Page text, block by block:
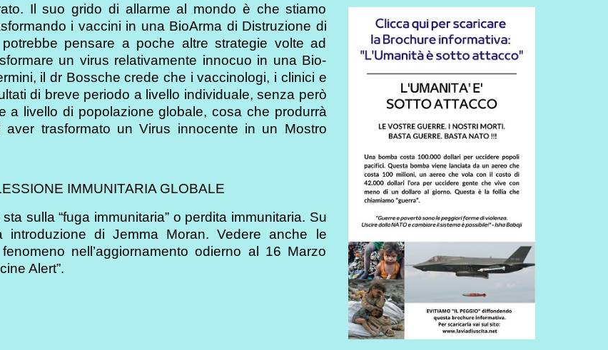
Il suo grido di allarme al mondo è che stiamo
i vaccini in una BioArma di Distruzione di
pensare a poche altre strategie volte ad
un virus relativamente innocuo in una Bio-
il dr Bossche crede che i vaccinologi, i clinici e
di breve periodo a livello individuale, senza però
a livello di popolazione globale, cosa che produrrà
trasformato un Virus innocente in un Mostro
IMMUNITARIA GLOBALE
sulla “fuga immunitaria” o perdita immunitaria. Su
introduzione di Jemma Moran. Vedere anche le
nell’aggiornamento odierno al 16 Marzo
Alert”.